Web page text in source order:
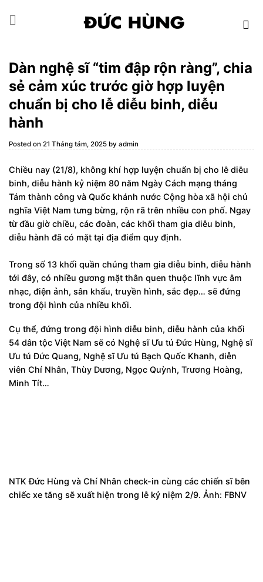
Dàn nghệ sĩ “tim đập rộn ràng”, chia
sẻ cảm xúc trước giờ hợp luyện
chuẩn bị cho lễ diễu binh, diễu
hành
Posted on 21 Tháng tám, 2025 by admin
Chiều nay (21/8), không khí hợp luyện chuẩn bị cho lễ diễu
binh, diễu hành kỷ niệm 80 năm Ngày Cách mạng tháng
Tám thành công và Quốc khánh nước Cộng hòa xã hội chủ
nghĩa Việt Nam tưng bừng, rộn rã trên nhiều con phố. Ngay
từ đầu giờ chiều, các đoàn, các khối tham gia diễu binh,
diễu hành đã có mặt tại địa điểm quy định.
Trong số 13 khối quần chúng tham gia diễu binh, diễu hành
tới đây, có nhiều gương mặt thân quen thuộc lĩnh vực âm
nhạc, điện ảnh, sân khấu, truyền hình, sắc đẹp… sẽ đứng
trong đội hình của nhiều khối.
Cụ thể, đứng trong đội hình diễu binh, diễu hành của khối
54 dân tộc Việt Nam sẽ có Nghệ sĩ Ưu tú Đức Hùng, Nghệ sĩ
Ưu tú Đức Quang, Nghệ sĩ Ưu tú Bạch Quốc Khanh, diễn
viên Chí Nhân, Thùy Dương, Ngọc Quỳnh, Trương Hoàng,
Minh Tít…
NTK Đức Hùng và Chí Nhân check-in cùng các chiến sĩ bên
chiếc xe tăng sẽ xuất hiện trong lễ kỷ niệm 2/9. Ảnh: FBNV